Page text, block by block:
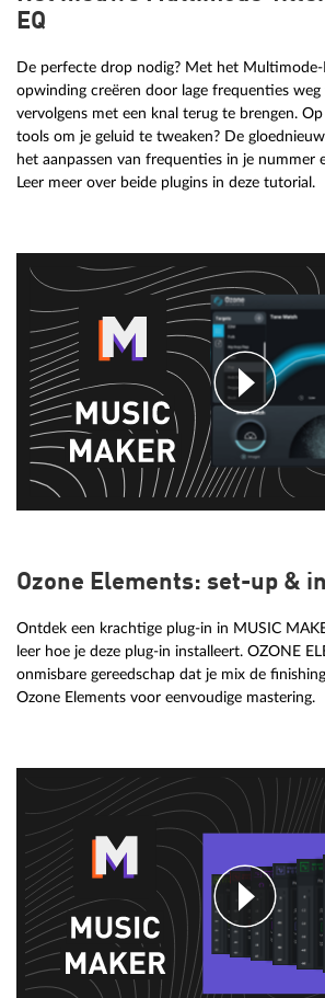
EQ
De perfecte drop nodig? Met het
opwinding creëren door lage frequenties weg
vervolgens met een knal terug te brengen.
tools om je geluid te tweaken? De
het aanpassen van frequenties in je nummer
Leer meer over beide plugins in deze tutorial.
Ozone Elements: set-up &
Ontdek een krachtige plug-in in MUSIC
leer hoe je deze plug-in installeert. OZONE
onmisbare gereedschap dat je mix de
Ozone Elements voor eenvoudige mastering.